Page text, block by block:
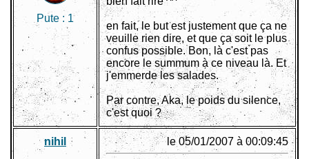
Pute : 1
en fait, le but est justement que ça ne
veuille rien dire, et que ça soit le plus
confus possible. Bon, là c'est pas
encore le summum à ce niveau là. Et
j'emmerde les salades.
Par contre, Aka, le poids du silence,
c'est quoi ?
nihil le 05/01/2007 à 00:09:45